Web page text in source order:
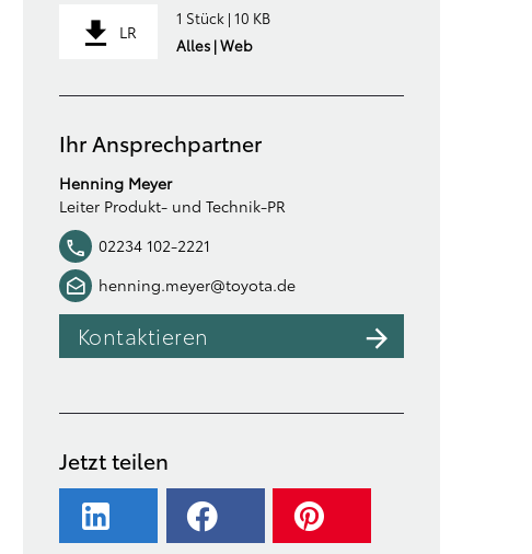
LR
1 Stück | 10 KB
Alles | Web
Ihr Ansprechpartner
Henning Meyer
Leiter Produkt- und Technik-PR
02234 102-2221
henning.meyer@toyota.de
Kontaktieren
Jetzt teilen